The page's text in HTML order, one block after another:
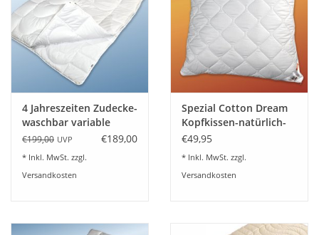
Accessoires Spa
Angebote
Info-Service
Geprüfter Webshop
Vertrag widerrufen
4 Jahreszeiten Zudecke-
waschbar variable
Wärmehaltung
€199,00 UVP €189,00
* Inkl. MwSt. zzgl.
Versandkosten
Spezial Cotton Dream
Kopfkissen-natürlich-
waschbar-kochfest-
€49,95
* Inkl. MwSt. zzgl.
Versandkosten